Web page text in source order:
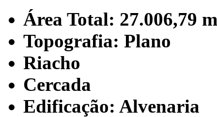
Área Total: 27.006,79
Topografia: Plano
Riacho
Cercada
Edificação: Alvenaria